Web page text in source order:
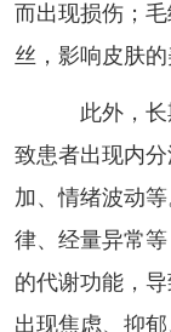
而出现损伤；
丝，影响皮肤的
此外，长
致患者出现内
加、情绪波动
律、经量异常
的代谢功能，
出现焦虑、抑郁